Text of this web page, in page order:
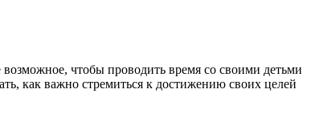
чтобы проводить время со своими детьми
как важно стремиться к достижению своих целей